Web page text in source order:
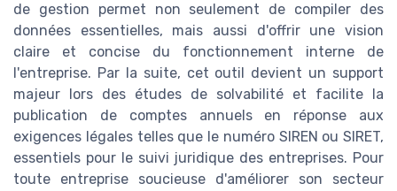
de gestion permet non seulement de compiler des
données essentielles, mais aussi d'offrir une vision
claire et concise du fonctionnement interne de
l'entreprise. Par la suite, cet outil devient un support
majeur lors des études de solvabilité et facilite la
publication de comptes annuels en réponse aux
exigences légales telles que le numéro SIREN ou SIRET,
essentiels pour le suivi juridique des entreprises. Pour
toute entreprise soucieuse d'améliorer son secteur